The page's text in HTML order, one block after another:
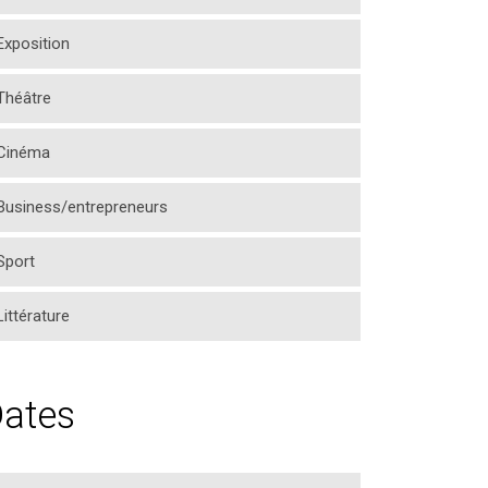
entrepreneurs